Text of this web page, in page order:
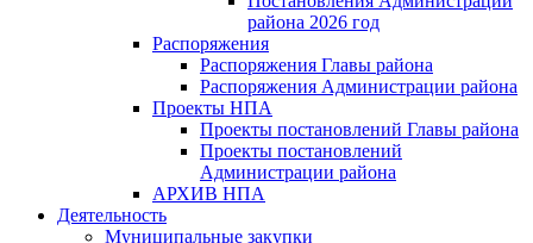
района 2026 год
Распоряжения
Распоряжения Главы района
Распоряжения Администрации района
Проекты НПА
Проекты постановлений Главы района
Проекты постановлений
Администрации района
АРХИВ НПА
Деятельность
Муниципальные закупки